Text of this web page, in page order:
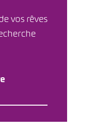
vos rêves